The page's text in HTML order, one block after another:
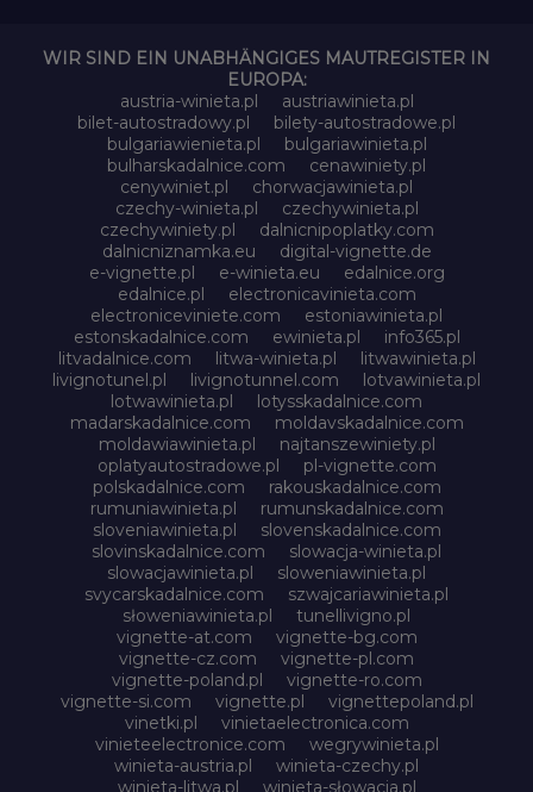
WIR SIND EIN UNABHÄNGIGES MAUTREGISTER IN
EUROPA:
austria-winieta.pl
austriawinieta.pl
bilet-autostradowy.pl
bilety-autostradowe.pl
bulgariawienieta.pl
bulgariawinieta.pl
bulharskadalnice.com
cenawiniety.pl
cenywiniet.pl
chorwacjawinieta.pl
czechy-winieta.pl
czechywinieta.pl
czechywiniety.pl
dalnicnipoplatky.com
dalnicniznamka.eu
digital-vignette.de
e-vignette.pl
e-winieta.eu
edalnice.org
edalnice.pl
electronicavinieta.com
electroniceviniete.com
estoniawinieta.pl
estonskadalnice.com
ewinieta.pl
info365.pl
litvadalnice.com
litwa-winieta.pl
litwawinieta.pl
livignotunel.pl
livignotunnel.com
lotvawinieta.pl
lotwawinieta.pl
lotysskadalnice.com
madarskadalnice.com
moldavskadalnice.com
moldawiawinieta.pl
najtanszewiniety.pl
oplatyautostradowe.pl
pl-vignette.com
polskadalnice.com
rakouskadalnice.com
rumuniawinieta.pl
rumunskadalnice.com
sloveniawinieta.pl
slovenskadalnice.com
slovinskadalnice.com
slowacja-winieta.pl
slowacjawinieta.pl
sloweniawinieta.pl
svycarskadalnice.com
szwajcariawinieta.pl
słoweniawinieta.pl
tunellivigno.pl
vignette-at.com
vignette-bg.com
vignette-cz.com
vignette-pl.com
vignette-poland.pl
vignette-ro.com
vignette-si.com
vignette.pl
vignettepoland.pl
vinetki.pl
vinietaelectronica.com
vinieteelectronice.com
wegrywinieta.pl
winieta-austria.pl
winieta-czechy.pl
winieta-litwa.pl
winieta-słowacja.pl